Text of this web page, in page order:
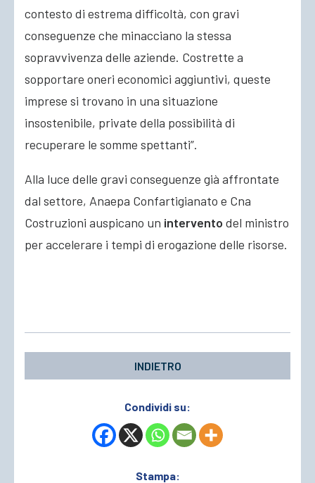
contesto di estrema difficoltà, con gravi
conseguenze che minacciano la stessa
sopravvivenza delle aziende. Costrette a
sopportare oneri economici aggiuntivi, queste
imprese si trovano in una situazione
insostenibile, private della possibilità di
recuperare le somme spettanti”.
Alla luce delle gravi conseguenze già affrontate
dal settore, Anaepa Confartigianato e Cna
Costruzioni auspicano un intervento del ministro
per accelerare i tempi di erogazione delle risorse.
INDIETRO
Condividi su:
Stampa: